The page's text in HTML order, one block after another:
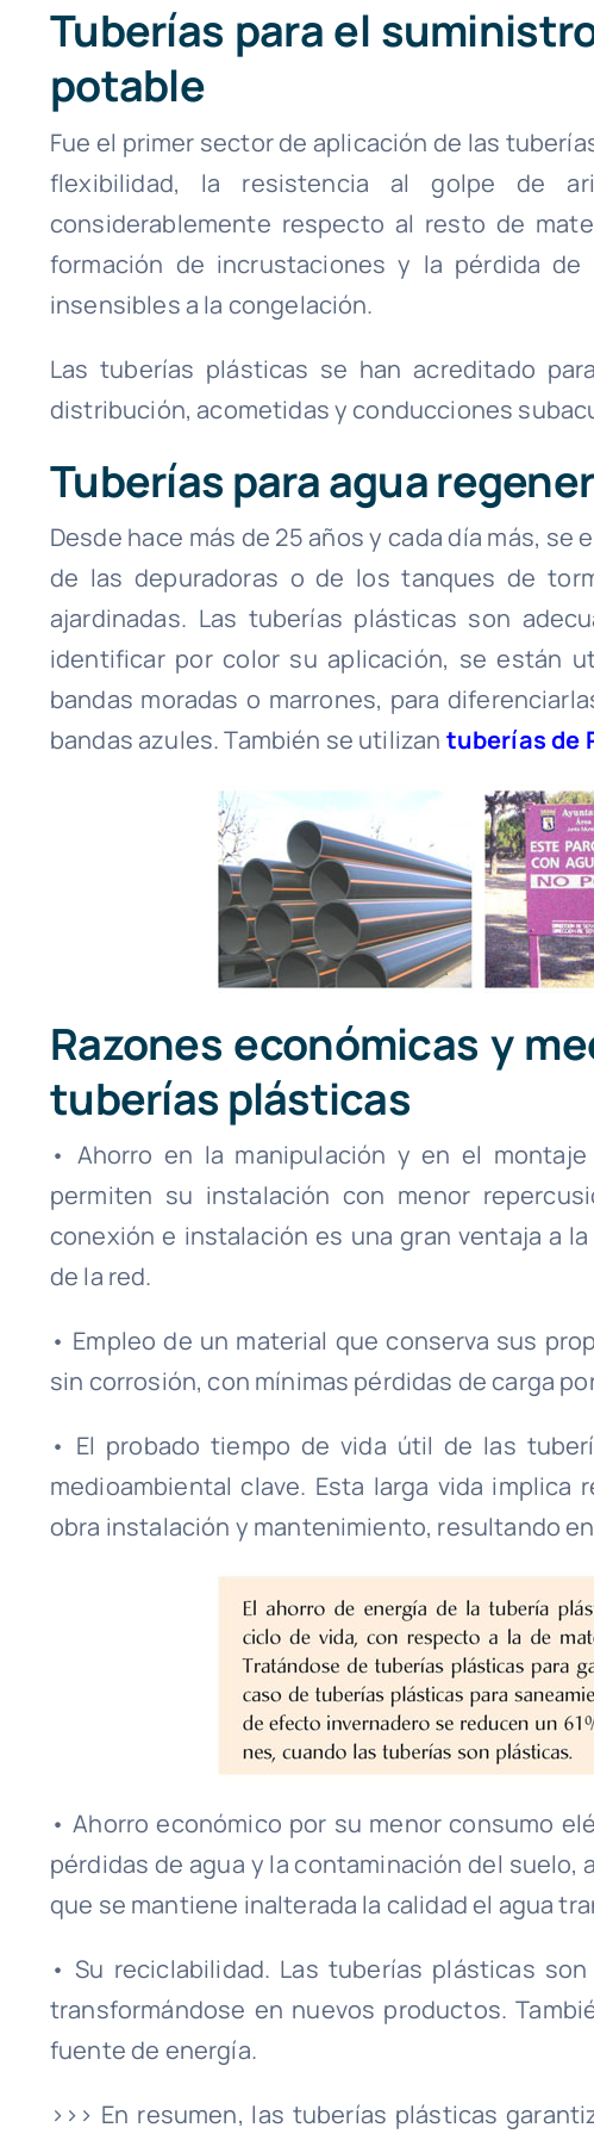
Tuberías para el
potable
Fue el primer sector de aplicación de las
flexibilidad, la resistencia al golpe de
considerablemente respecto al resto de
formación de incrustaciones y la pérdida
insensibles a la congelación.
Las tuberías plásticas se han acreditado
distribución, acometidas y conducciones
Tuberías para agua
Desde hace más de 25 años y cada día más,
de las depuradoras o de los tanques de
ajardinadas. Las tuberías plásticas son
identificar por color su aplicación, se están
bandas moradas o marrones, para
bandas azules. También se utilizan tuberías de
Razones económicas y
tuberías plásticas
• Ahorro en la manipulación y en el
permiten su instalación con menor
conexión e instalación es una gran ventaja a
de la red.
• Empleo de un material que conserva sus
sin corrosión, con mínimas pérdidas de carga
• El probado tiempo de vida útil de las
medioambiental clave. Esta larga vida
obra instalación y mantenimiento, resultando
• Ahorro económico por su menor consumo
pérdidas de agua y la contaminación del
que se mantiene inalterada la calidad el agua
• Su reciclabilidad. Las tuberías plásticas son
transformándose en nuevos productos.
fuente de energía.
>>> En resumen, las tuberías plásticas